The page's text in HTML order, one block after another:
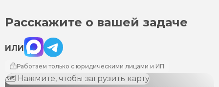
Расскажите о вашей задаче
ИЛИ
Max Telegram
Работаем только с юридическими лицами и ИП
🗺 Нажмите, чтобы загрузить карту